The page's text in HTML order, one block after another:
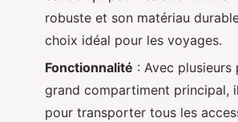
robuste et son matériau
choix idéal pour les voyages.
Fonctionnalité : Avec plusieurs
grand compartiment principal,
pour transporter tous les